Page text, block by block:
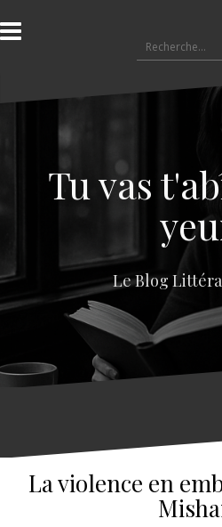
l
a
e
e
Tu vas
Le Blog
La violence en